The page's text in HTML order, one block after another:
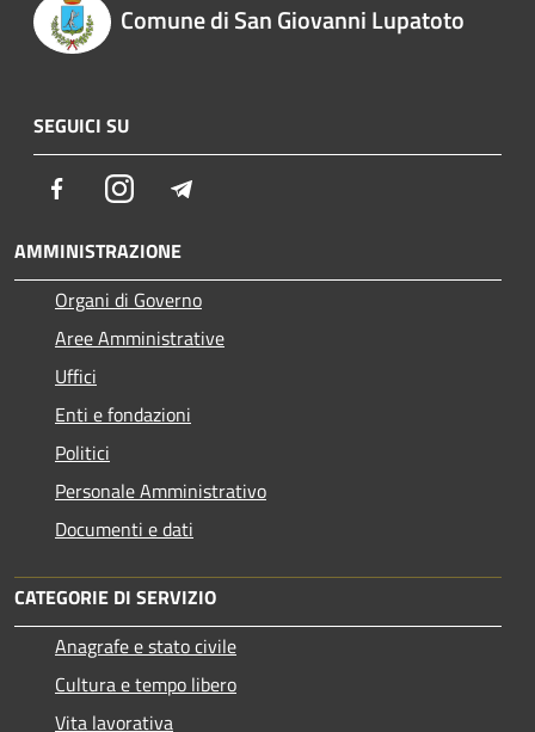
Comune di San Giovanni Lupatoto
SEGUICI SU
FacebookInstagram
AMMINISTRAZIONE
Organi di Governo
Aree Amministrative
Uffici
Enti e fondazioni
Politici
Personale Amministrativo
Documenti e dati
CATEGORIE DI SERVIZIO
Anagrafe e stato civile
Cultura e tempo libero
Vita lavorativa